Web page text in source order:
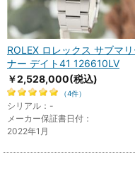
ROLEX ロレックス サブマ
ナー デイト41 126610LV
￥2,528,000(税込)
（4件）
シリアル：-
メーカー保証書日付：
2022年1月